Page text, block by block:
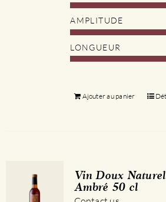
AMPLITUDE
LONGUEUR
Ajouter au panier
Vin Doux
Ambré 50 cl